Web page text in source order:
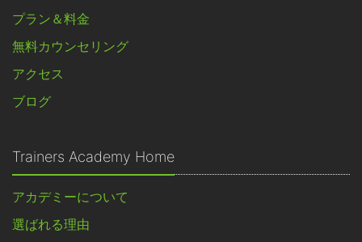
プラン＆料金
無料カウンセリング
アクセス
ブログ
Trainers Academy Home
アカデミーについて
選ばれる理由